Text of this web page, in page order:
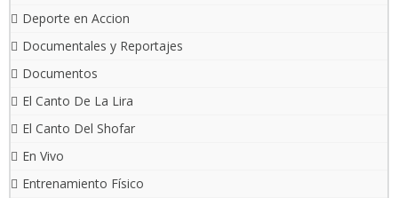
Deporte en Accion
Documentales y Reportajes
Documentos
El Canto De La Lira
El Canto Del Shofar
En Vivo
Entrenamiento Físico